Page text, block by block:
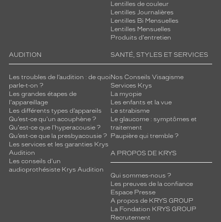
Lentilles de couleur
Lentilles Journalières
Lentilles Bi Mensuelles
Lentilles Mensuelles
Produits d'entretien
AUDITION
Les troubles de l’audition : de quoi
parle-t-on ?
Les grandes étapes de
l'appareillage
Les différents types d’appareils
Qu’est-ce qu'un acouphène ?
Qu'est-ce que l'hyperacousie ?
Qu’est-ce que la presbyacousie ?
Les services et les garanties Krys
Audition
Les conseils d'un
audioprothésiste Krys Audition
SANTÉ, STYLES ET SERVICES
Nos Conseils Visagisme
Services Krys
La myopie
Les enfants et la vue
Le strabisme
Le glaucome : symptômes et
traitement
Paupière qui tremble ?
A PROPOS DE KRYS
Qui sommes-nous ?
Les preuves de la confiance
Espace Presse
A propos de KRYS GROUP
La Fondation KRYS GROUP
Recrutement